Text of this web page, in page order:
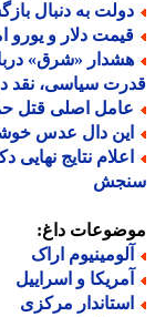
به دنبال
دلار و یورو امروز یکشنبه
«شرق» درباره
سیاسی، نقد
اصلی قتل
دال عدس خوشمزه
داغ:
اراک
و اسراییل
مرکزی